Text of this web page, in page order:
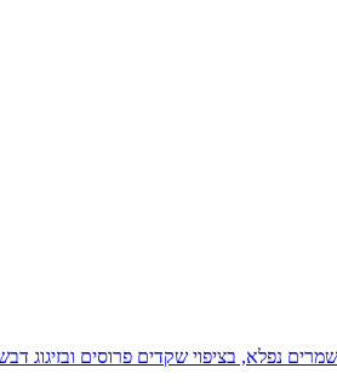
נפלא, בציפוי שקדים פרוסים ובזיגוג